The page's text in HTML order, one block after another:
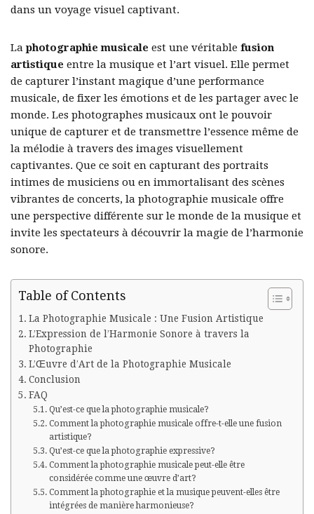
dans un voyage visuel captivant.
La photographie musicale est une véritable fusion
artistique entre la musique et l’art visuel. Elle permet
de capturer l’instant magique d’une performance
musicale, de fixer les émotions et de les partager avec le
monde. Les photographes musicaux ont le pouvoir
unique de capturer et de transmettre l’essence même de
la mélodie à travers des images visuellement
captivantes. Que ce soit en capturant des portraits
intimes de musiciens ou en immortalisant des scènes
vibrantes de concerts, la photographie musicale offre
une perspective différente sur le monde de la musique et
invite les spectateurs à découvrir la magie de l’harmonie
sonore.
Table of Contents
La Photographie Musicale : Une Fusion Artistique
L’Expression de l’Harmonie Sonore à travers la
Photographie
L’Œuvre d’Art de la Photographie Musicale
Conclusion
FAQ
Qu’est-ce que la photographie musicale?
Comment la photographie musicale offre-t-elle une fusion
artistique?
Qu’est-ce que la photographie expressive?
Comment la photographie musicale peut-elle être
considérée comme une œuvre d’art?
Comment la photographie et la musique peuvent-elles être
intégrées de manière harmonieuse?